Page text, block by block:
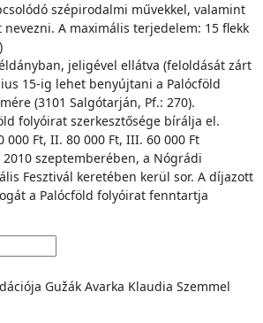
szépirodalmi művekkel, valamint
A maximális terjedelem: 15 flekk
jeligével ellátva (feloldását zárt
15-ig lehet benyújtani a Palócföld
(3101 Salgótarján, Pf.: 270).
folyóirat szerkesztősége bírálja el.
Ft, II. 80 000 Ft, III. 60 000 Ft
szeptemberében, a Nógrádi
Fesztivál keretében kerül sor. A díjazott
a Palócföld folyóirat fenntartja